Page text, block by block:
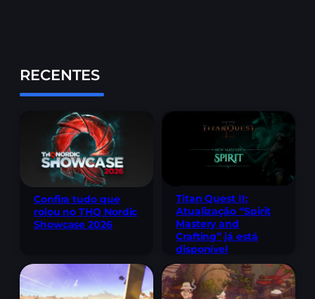
RECENTES
Confira tudo que
rolou no THQ Nordic
Showcase 2026
Titan Quest II:
Atualização “Spirit
Mastery and
Crafting” já está
disponível